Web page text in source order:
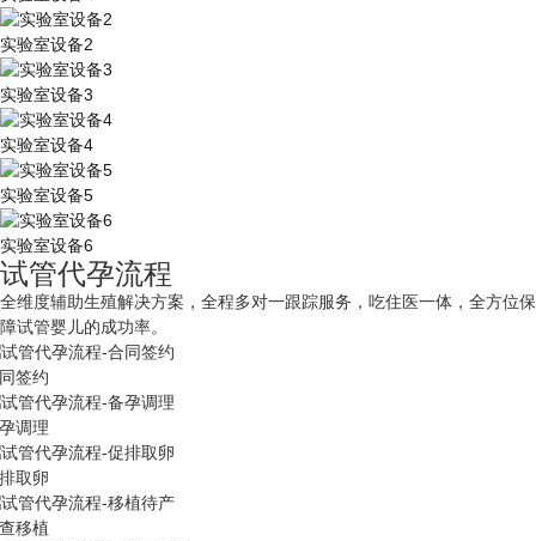
实验室设备2
实验室设备3
实验室设备4
实验室设备5
实验室设备6
试管代孕流程
全维度辅助生殖解决方案，全程多对一跟踪服务，吃住医一体，全方位保
障试管婴儿的成功率。
签约
调理
取卵
移植